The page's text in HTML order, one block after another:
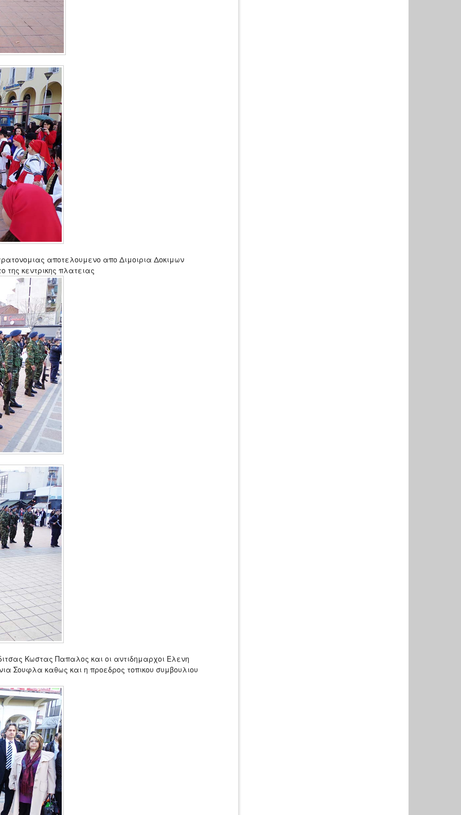
αποτελουμενο απο Διμοιρια Δοκιμων
της κεντρικης πλατειας
Κωστας Παπαλος και οι αντιδημαρχοι Ελενη
Σουφλα καθως και η προεδρος τοπικου συμβουλιου